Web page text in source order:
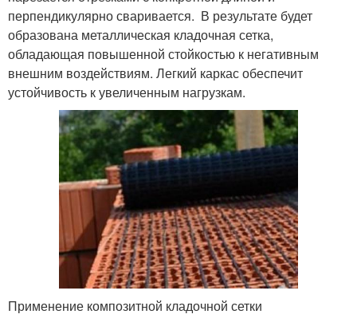
перпендикулярно сваривается. В результате будет
образована металлическая кладочная сетка,
обладающая повышенной стойкостью к негативным
внешним воздействиям. Легкий каркас обеспечит
устойчивость к увеличенным нагрузкам.
Применение композитной кладочной сетки